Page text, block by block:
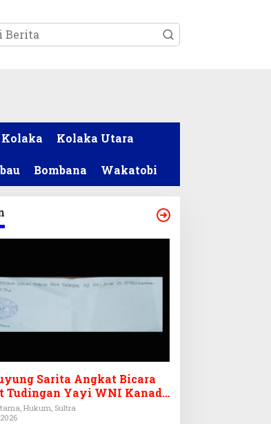
Kolaka Kolaka Utara
Bombana Wakatobi
Sarita Angkat Bicara
Tudingan Yayi WNI Kanada
Utang Rp3,6 Miliar
Hukum, Sultra